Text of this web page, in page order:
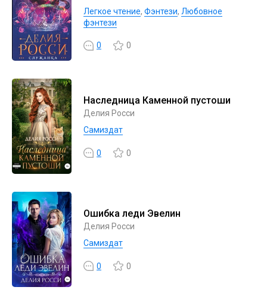
Легкое чтение, Фэнтези, Любовное
фэнтези
0 0
Наследница Каменной пустоши
Делия Росси
Самиздат
0 0
Ошибка леди Эвелин
Делия Росси
Самиздат
0 0